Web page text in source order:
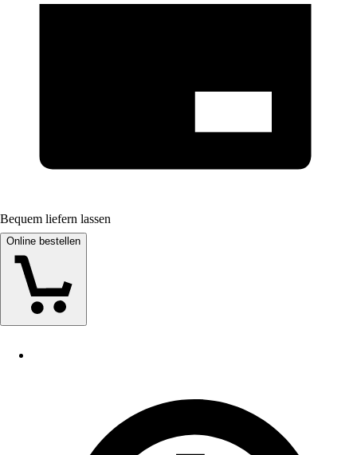
Bequem liefern lassen
Online bestellen